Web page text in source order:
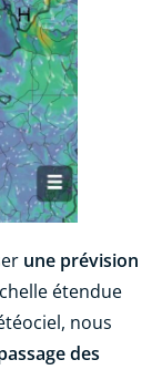
une prévision
étendue
nous
des